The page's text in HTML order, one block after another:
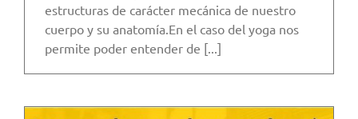
estructuras de carácter mecánica de nuestro
cuerpo y su anatomía.En el caso del yoga nos
permite poder entender de [...]